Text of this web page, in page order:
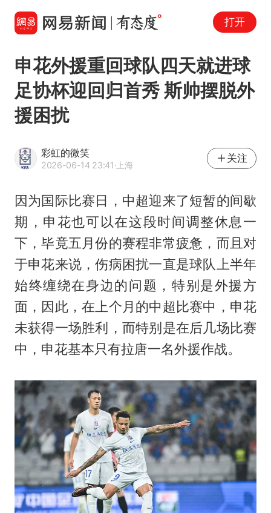
打开
申花外援重回球队四天就进球
足协杯迎回归首秀 斯帅摆脱外
援困扰
彩虹的微笑
2026-06-14 23:41·上海
关注
因为国际比赛日，中超迎来了短暂的间歇
期，申花也可以在这段时间调整休息一
下，毕竟五月份的赛程非常疲惫，而且对
于申花来说，伤病困扰一直是球队上半年
始终缠绕在身边的问题，特别是外援方
面，因此，在上个月的中超比赛中，申花
未获得一场胜利，而特别是在后几场比赛
中，申花基本只有拉唐一名外援作战。